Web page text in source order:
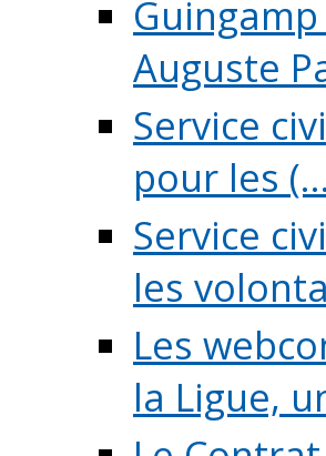
Auguste
Service
pour les
Service
les
Les
la Ligue,